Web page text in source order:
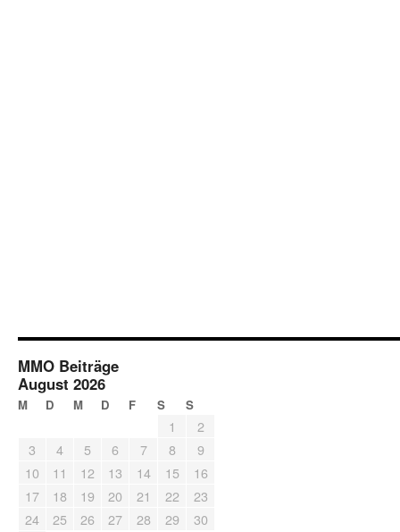
MMO Beiträge
August 2026
M D M D F S S
1
2
3
4 5 6 7 8
9
10
11 12 13 14 15
16
17
18 19 20 21 22
23
24
25 26 27 28 29 30